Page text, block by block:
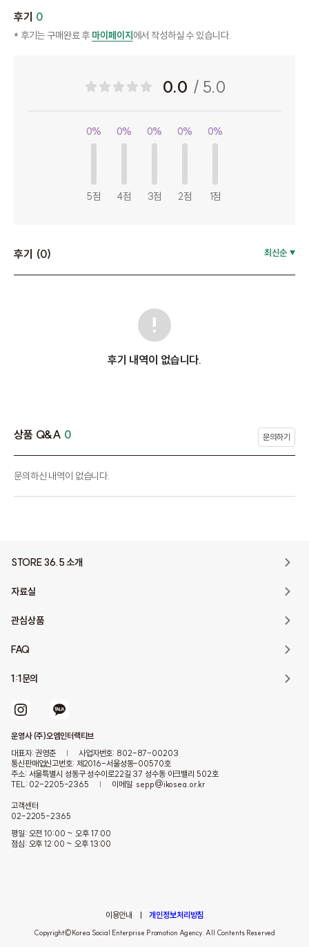
후기 0
* 후기는 구매완료 후 마이페이지에서 작성하실 수 있습니다.
0.0 / 5.0
0%
5점
0%
4점
0%
3점
0%
2점
0%
1점
후기 (0) 최신순
후기 내역이 없습니다.
상품 Q&A 0 문의하기
문의하신 내역이 없습니다.
STORE 36.5 소개
자료실
관심상품
FAQ
1:1문의
운영사 (주)오엠인터랙티브
대표자: 권영준
|
사업자번호: 802-87-00203
통신판매업신고번호: 제2016-서울성동-00570호
주소: 서울특별시 성동구 성수이로22길 37 성수동 아크밸리 502호
TEL: 02-2205-2365
| 이메일: sepp@ikosea.or.kr
고객센터
02-2205-2365
평일: 오전 10:00 ~ 오후 17:00
점심: 오후 12:00 ~ 오후 13:00
이용안내 개인정보처리방침
Copyright©Korea Social Enterprise Promotion Agency. All Contents Reserved